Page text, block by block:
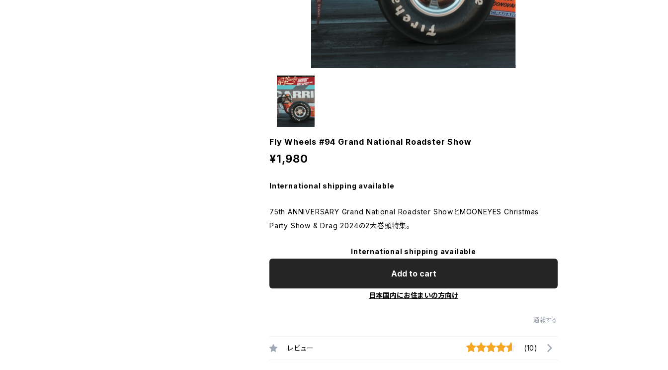
Fly Wheels #94 Grand National Roadster Show
¥1,980
International shipping available
75th ANNIVERSARY Grand National Roadster ShowとMOONEYES Christmas
Party Show & Drag 2024の2大巻頭特集。
International shipping available
Add to cart
日本国内にお住まいの方向け
通報する
レビュー (10)